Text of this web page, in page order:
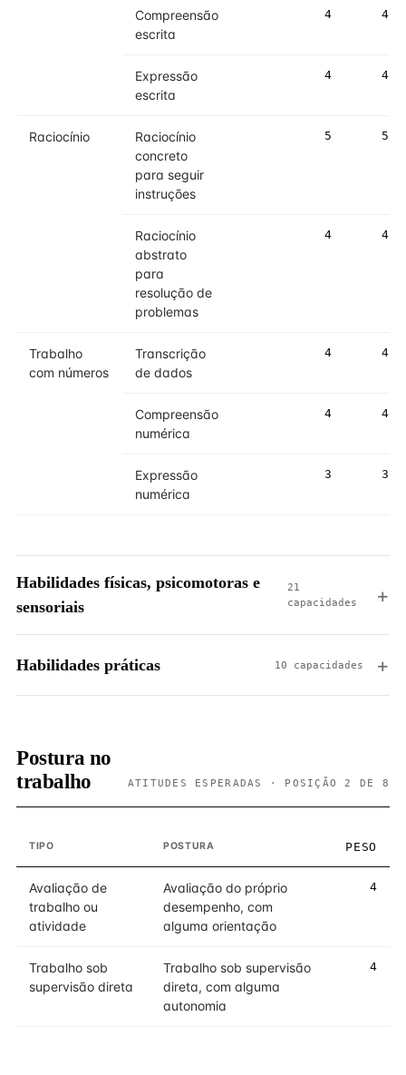
Compreensão
escrita
4 4
Expressão
escrita
4 4
Raciocínio
Raciocínio
concreto
para seguir
instruções
5 5
Raciocínio
abstrato
para
resolução de
problemas
4 4
Trabalho
com números
Transcrição
de dados
4 4
Compreensão
numérica
4 4
Expressão
numérica
3 3
Habilidades físicas, psicomotoras e
sensoriais
21
capacidades
Habilidades práticas 10 capacidades
Postura no
trabalho
ATITUDES ESPERADAS · POSIÇÃO 2 DE 8
TIPO POSTURA PESO
Avaliação de
trabalho ou
atividade
Avaliação do próprio
desempenho, com
alguma orientação
4
Trabalho sob
supervisão direta
Trabalho sob supervisão
direta, com alguma
autonomia
4